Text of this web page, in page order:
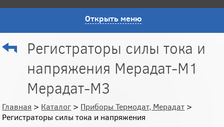
Открыть меню
Регистраторы силы тока и
напряжения Мерадат-М1
Мерадат-М3
Главная > Каталог > Приборы Термодат, Мерадат >
Регистраторы силы тока и напряжения